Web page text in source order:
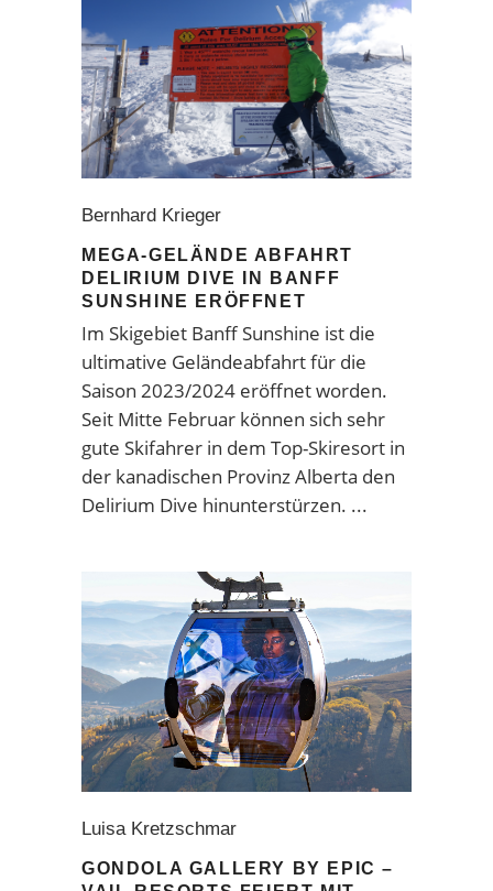
Bernhard Krieger
MEGA-GELÄNDE ABFAHRT
DELIRIUM DIVE IN BANFF
SUNSHINE ERÖFFNET
Im Skigebiet Banff Sunshine ist die
ultimative Geländeabfahrt für die
Saison 2023/2024 eröffnet worden.
Seit Mitte Februar können sich sehr
gute Skifahrer in dem Top-Skiresort in
der kanadischen Provinz Alberta den
Delirium Dive hinunterstürzen.
Luisa Kretzschmar
GONDOLA GALLERY BY EPIC –